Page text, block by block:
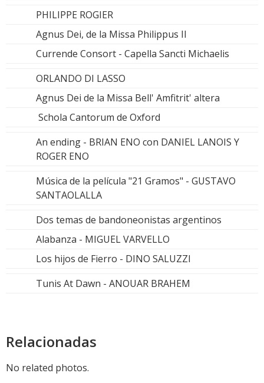
PHILIPPE ROGIER
Agnus Dei, de la Missa Philippus II
Currende Consort - Capella Sancti Michaelis
ORLANDO DI LASSO
Agnus Dei de la Missa Bell' Amfitrit' altera
Schola Cantorum de Oxford
An ending - BRIAN ENO con DANIEL LANOIS Y
ROGER ENO
Música de la película "21 Gramos" - GUSTAVO
SANTAOLALLA
Dos temas de bandoneonistas argentinos
Alabanza - MIGUEL VARVELLO
Los hijos de Fierro - DINO SALUZZI
Tunis At Dawn - ANOUAR BRAHEM
Relacionadas
No related photos.